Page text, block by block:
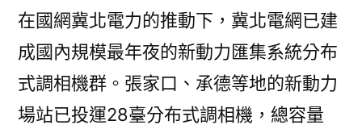
在國網冀北電力的推動下，冀北電網已建
成國內規模最年夜的新動力匯集系統分布
式調相機群。張家口、承德等地的新動力
場站已投運28臺分布式調相機，總容量